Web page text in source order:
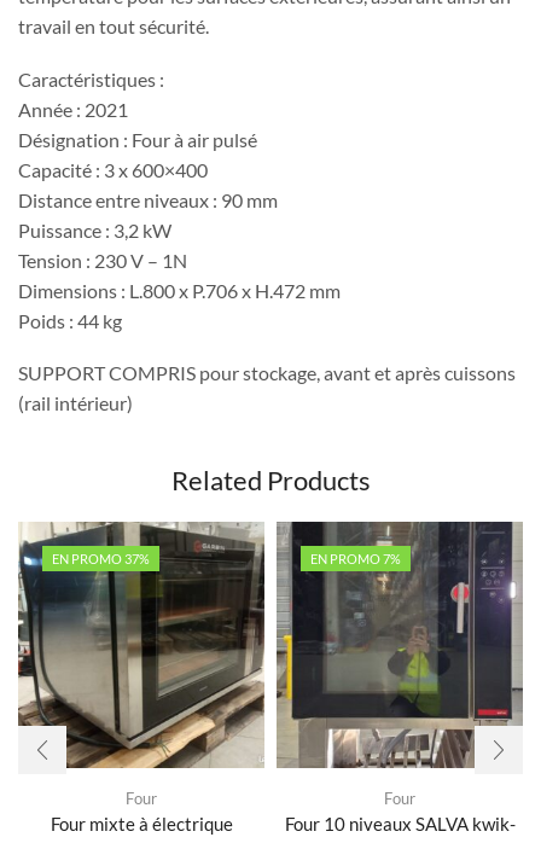
travail en tout sécurité.
Caractéristiques :
Année : 2021
Désignation : Four à air pulsé
Capacité : 3 x 600×400
Distance entre niveaux : 90 mm
Puissance : 3,2 kW
Tension : 230 V – 1N
Dimensions : L.800 x P.706 x H.472 mm
Poids : 44 kg
SUPPORT COMPRIS pour stockage, avant et après cuissons
(rail intérieur)
Related Products
EN PROMO 37%
Four
Four mixte à électrique
EN PROMO 7%
Four
Four 10 niveaux SALVA kwik-